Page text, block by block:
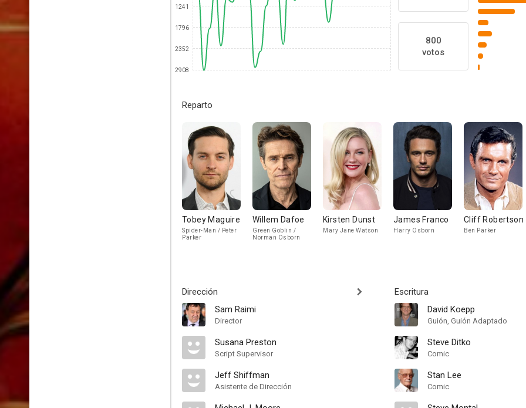
1241
1796
2352
2908
800
votos
Reparto
Tobey Maguire
Spider-Man / Peter
Parker
Willem Dafoe
Green Goblin /
Norman Osborn
Kirsten Dunst
Mary Jane Watson
James Franco
Harry Osborn
Cliff Robertson
Ben Parker
Dirección
Sam Raimi
Director
Susana Preston
Script Supervisor
Jeff Shiffman
Asistente de Dirección
Escritura
David Koepp
Guión, Guión Adaptado
Steve Ditko
Comic
Stan Lee
Comic